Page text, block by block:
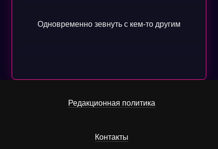
Одновременно зевнуть с кем-то другим
Редакционная политика
Контакты